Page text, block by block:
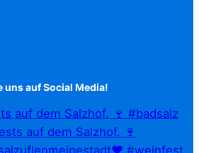
uns auf Social Media!
auf dem Salzhof. 🍷 #badsalz